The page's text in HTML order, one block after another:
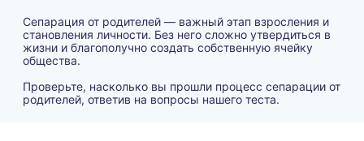
Сепарация от родителей — важный этап взросления и
становления личности. Без него сложно утвердиться в
жизни и благополучно создать собственную ячейку
общества.
Проверьте, насколько вы прошли процесс сепарации от
родителей, ответив на вопросы нашего теста.